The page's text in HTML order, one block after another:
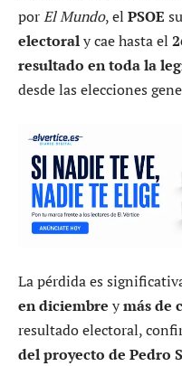
porEl Mundo, el PSOE
electoraly cae hasta el
resultado en toda la
desde las elecciones
La pérdida es
en diciembre ymás de
resultado electoral,
del proyecto de Pedro